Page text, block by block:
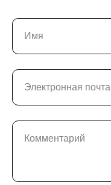
Имя
Электронная почта
Комментарий